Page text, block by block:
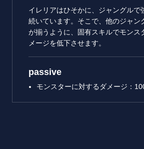
イレリアはひそかに、ジャングルで
続いています。そこで、他のジャン
が揃うように、固有スキルでモンス
メージを低下させます。
passive
モンスターに対するダメージ：